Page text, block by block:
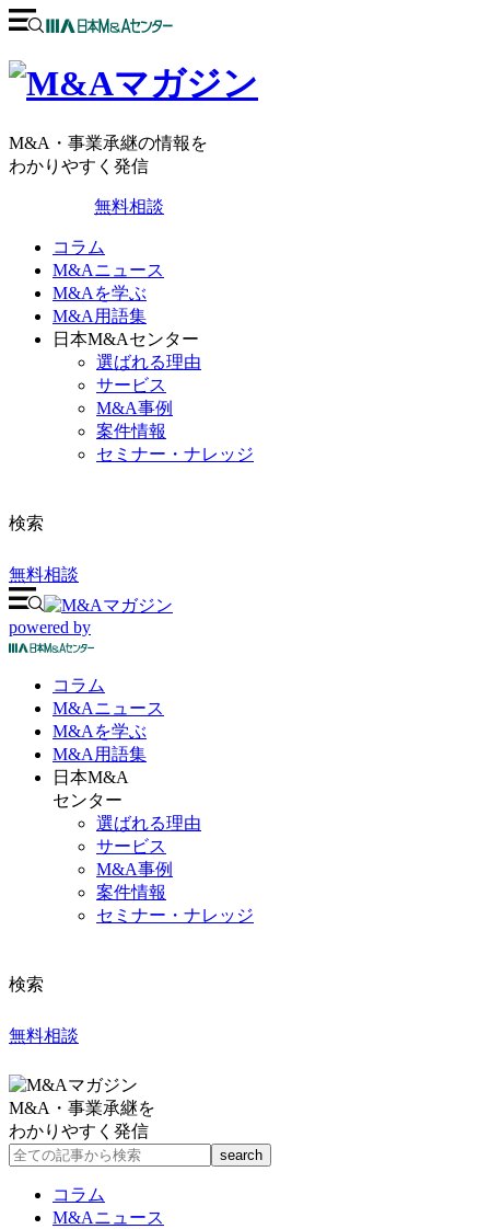
M&A・事業承継の情報を
わかりやすく発信
無料相談
コラム
M&Aニュース
M&Aを学ぶ
M&A用語集
日本M&Aセンター
選ばれる理由
サービス
M&A事例
案件情報
セミナー・ナレッジ
検索
無料相談
powered by
コラム
M&Aニュース
M&Aを学ぶ
M&A 用語集
日本M&A
センター
選ばれる理由
サービス
M&A事例
案件情報
セミナー・ナレッジ
検索
無料相談
M&A・事業承継を
わかりやすく発信
コラム
M&Aニュース